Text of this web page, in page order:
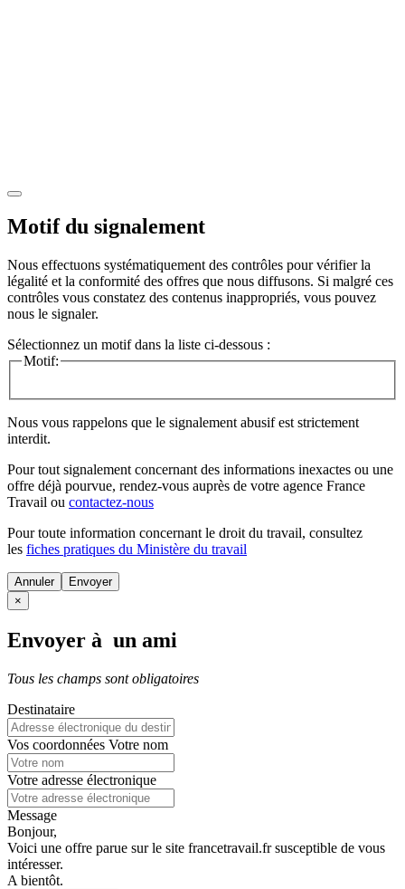
Motif du signalement
Nous effectuons systématiquement des contrôles pour vérifier la
légalité et la conformité des offres que nous diffusons. Si malgré ces
contrôles vous constatez des contenus inappropriés, vous pouvez
nous le signaler.
Sélectionnez un motif dans la liste ci-dessous :
Motif:
Nous vous rappelons que le signalement abusif est strictement
interdit.
Pour tout signalement concernant des informations inexactes ou une
offre déjà pourvue, rendez-vous auprès de votre agence France
Travail ou contactez-nous
Pour toute information concernant le droit du travail, consultez
les fiches pratiques du Ministère du travail
Annuler
×
Envoyer à un ami
Tous les champs sont obligatoires
Destinataire
Vos coordonnées Votre nom
Votre adresse électronique
Message
Bonjour,
Voici une offre parue sur le site francetravail.fr susceptible de vous
intéresser.
A bientôt.